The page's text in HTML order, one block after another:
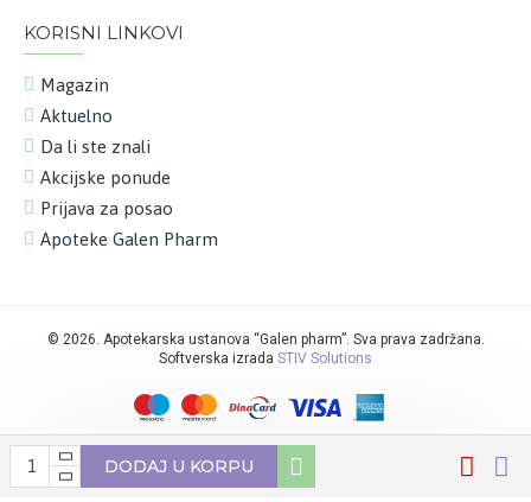
DODAJ U KORPU
KORISNI LINKOVI
Magazin
Aktuelno
Da li ste znali
Akcijske ponude
Prijava za posao
Apoteke Galen Pharm
© 2026. Apotekarska ustanova “Galen pharm”. Sva prava zadržana.
Softverska izrada STIV Solutions